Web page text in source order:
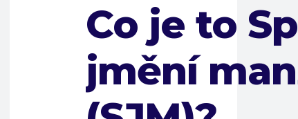
Co je to
jmění